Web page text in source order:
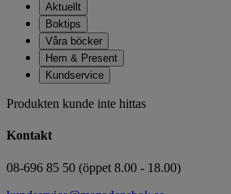
Aktuellt
Boktips
Våra böcker
Hem & Present
Kundservice
Produkten kunde inte hittas
Kontakt
08-696 85 50 (öppet 8.00 - 18.00)